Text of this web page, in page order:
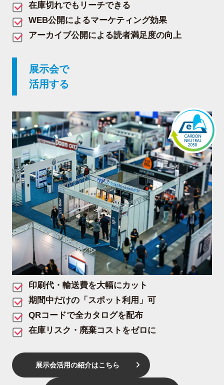
在庫切れでもリーチできる
WEB公開によるマーケティング効果
アーカイブ公開による読者満足度の向上
展示会で
活用する
印刷代・輸送費を大幅にカット
期間中だけの「スポット利用」可
QRコードで全カタログを配布
在庫リスク・廃棄コストをゼロに
展示会活用の紹介はこちら